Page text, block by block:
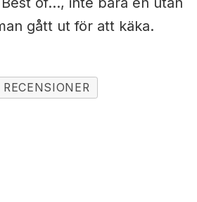
gått ut för att käka.
RECENSIONER